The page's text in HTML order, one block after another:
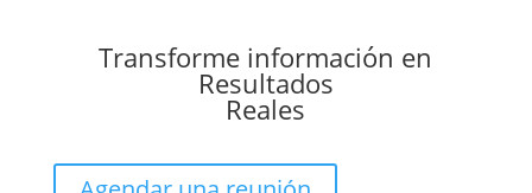
Transforme información en
Resultados
Reales